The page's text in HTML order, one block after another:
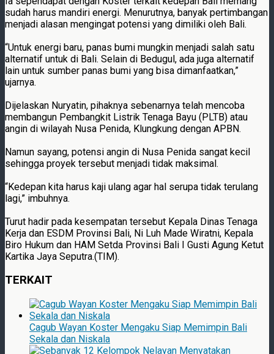
sudah harus mandiri energi. Menurutnya, banyak pertimbangan
menjadi alasan mengingat potensi yang dimiliki oleh Bali.
“Untuk energi baru, panas bumi mungkin menjadi salah satu
alternatif untuk di Bali. Selain di Bedugul, ada juga alternatif
lain untuk sumber panas bumi yang bisa dimanfaatkan,”
ujarnya.
Dijelaskan Nuryatin, pihaknya sebenarnya telah mencoba
membangun Pembangkit Listrik Tenaga Bayu (PLTB) atau
angin di wilayah Nusa Penida, Klungkung dengan APBN.
Namun sayang, potensi angin di Nusa Penida sangat kecil
sehingga proyek tersebut menjadi tidak maksimal.
“Kedepan kita harus kaji ulang agar hal serupa tidak terulang
lagi,” imbuhnya.
Turut hadir pada kesempatan tersebut Kepala Dinas Tenaga
Kerja dan ESDM Provinsi Bali, Ni Luh Made Wiratni, Kepala
Biro Hukum dan HAM Setda Provinsi Bali I Gusti Agung Ketut
Kartika Jaya Seputra.(TIM).
TERKAIT
Cagub Wayan Koster Mengaku Siap Memimpin Bali
Sekala dan Niskala